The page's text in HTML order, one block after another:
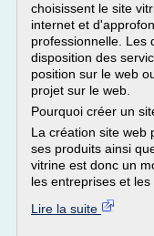
choisissent le site
internet et
professionnelle. Les
disposition des
position sur le web
projet sur le web.
Pourquoi créer un
La création site web
ses produits ainsi
vitrine est donc un
les entreprises et les
Lire la suite